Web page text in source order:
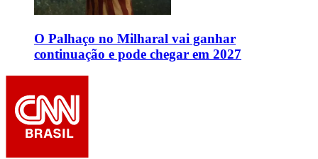
O Palhaço no Milharal vai ganhar
continuação e pode chegar em 2027